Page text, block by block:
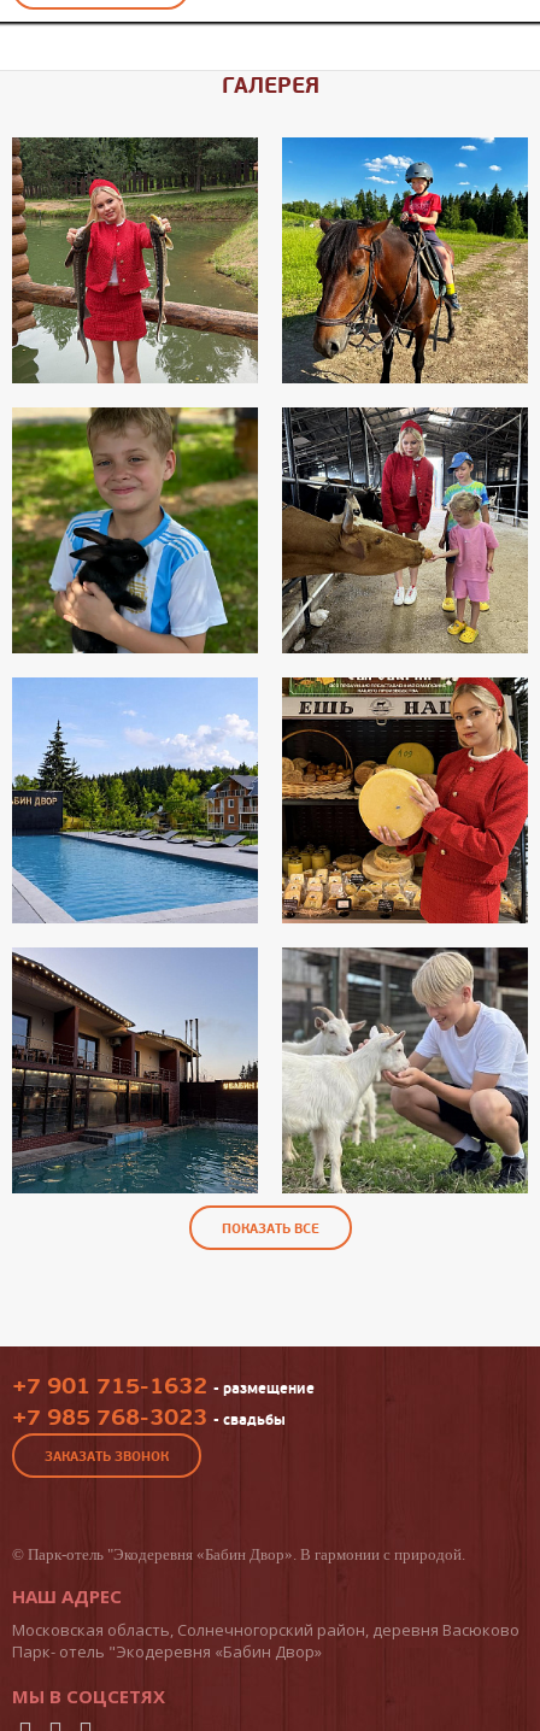
ГАЛЕРЕЯ
ПОКАЗАТЬ ВСЕ
+7 901 715-1632 - размещение
+7 985 768-3023 - свадьбы
ЗАКАЗАТЬ ЗВОНОК
© Парк-отель "Экодеревня «Бабин Двор». В гармонии с природой.
НАШ АДРЕС
Московская область, Солнечногорский район, деревня Васюково
Парк- отель "Экодеревня «Бабин Двор»
МЫ В СОЦСЕТЯХ